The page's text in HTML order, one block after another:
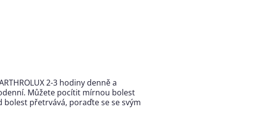
2-3 hodiny denně a
Můžete pocítit mírnou bolest
přetrvává, poraďte se se svým